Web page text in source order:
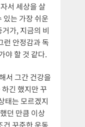
서 세상을 살
있는 가장 쉬운
가, 지금의 비
런 안정감과 독
야 할 것 같다.
서 그간 건강을
긴 했지만 꾸
태는 모르겠지
던 만큼 이상
건 꾸준한 운동